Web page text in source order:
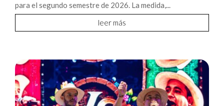
para el segundo semestre de 2026. La medida,...
leer más